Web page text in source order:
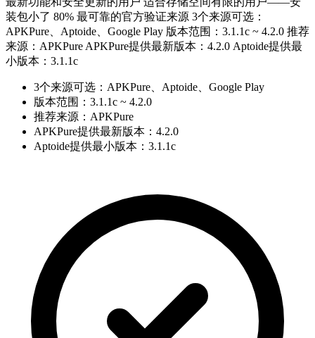
装包小了 80% 最可靠的官方验证来源 3个来源可选：
APKPure、Aptoide、Google Play 版本范围：3.1.1c ~ 4.2.0 推荐
来源：APKPure APKPure提供最新版本：4.2.0 Aptoide提供最
小版本：3.1.1c
3个来源可选：APKPure、Aptoide、Google Play
版本范围：3.1.1c ~ 4.2.0
推荐来源：APKPure
APKPure提供最新版本：4.2.0
Aptoide提供最小版本：3.1.1c